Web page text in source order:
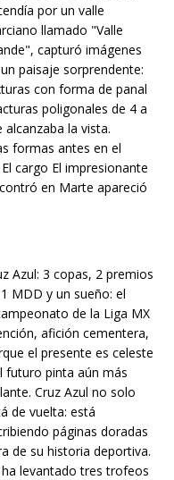
por un valle
llamado "Valle
capturó imágenes
paisaje sorprendente:
con forma de panal
poligonales de 4 a
la vista.
formas antes en el
cargo El impresionante
en Marte apareció
Azul: 3 copas, 2 premios
MDD y un sueño: el
de la Liga MX
afición cementera,
el presente es celeste
futuro pinta aún más
Cruz Azul no solo
de vuelta: está
páginas doradas
de su historia deportiva.
levantado tres trofeos